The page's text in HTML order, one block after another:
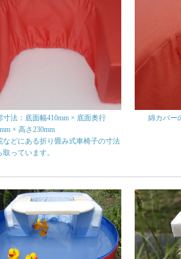
寸法：底面幅410mm × 底面奥行
× 高さ230mm
などにある折り畳み式車椅子の寸法
取っています。
綿カバー